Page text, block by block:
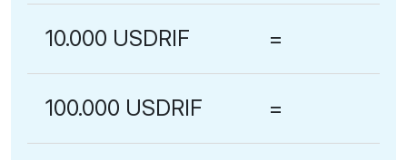
10.000 USDRIF =
100.000 USDRIF =